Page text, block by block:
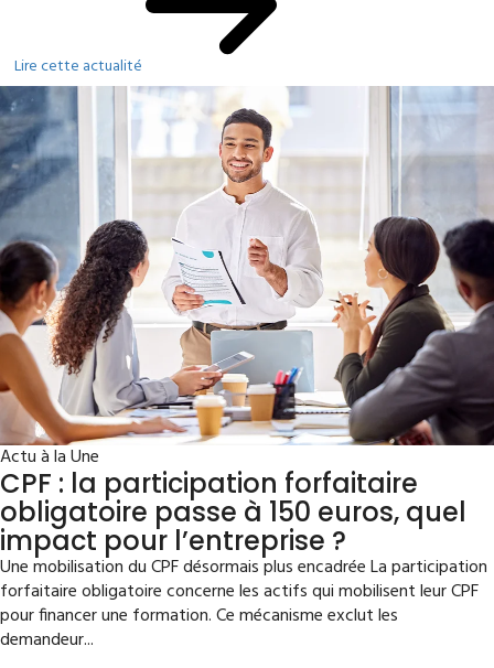
Lire cette actualité
Actu à la Une
CPF : la participation forfaitaire
obligatoire passe à 150 euros, quel
impact pour l’entreprise ?
Une mobilisation du CPF désormais plus encadrée La participation
forfaitaire obligatoire concerne les actifs qui mobilisent leur CPF
pour financer une formation. Ce mécanisme exclut les
demandeur...